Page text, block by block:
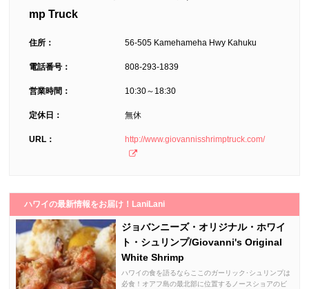
mp Truck
住所： 56-505 Kamehameha Hwy Kahuku
電話番号： 808-293-1839
営業時間： 10:30～18:30
定休日： 無休
URL： http://www.giovannisshrimptruck.com/
ハワイの最新情報をお届け！LaniLani
ジョバンニーズ・オリジナル・ホワイ
ト・シュリンプ/Giovanni's Original
White Shrimp
ハワイの食を語るならここのガーリック･シュリンプは
必食！オアフ島の最北部に位置するノースショアのビ